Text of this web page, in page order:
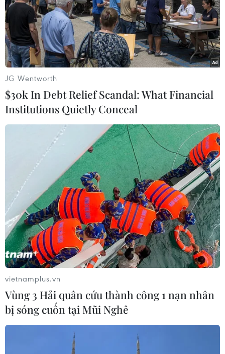
1/1949 và diễn ra hằng năm, ngoại trừ năm
2021 không tổ chức do đại dịch COVID-19. Năm
ngoái, Emmy cũng buộc phải hoãn tổ chức do
chịu ảnh hưởng từ làn sóng đình công của các
nghệ sỹ Hollywood./.
(TTXVN/Vietnam+)
#Lễ trao giải Emmy
#Giải thưởng
#Phim hay nhất
#Nam diễn viên chính xuất sắc nhất
JG Wentworth
$30k In Debt Relief Scandal: What Financial
Institutions Quietly Conceal
vietnamplus.vn
Vùng 3 Hải quân cứu thành công 1 nạn nhân
bị sóng cuốn tại Mũi Nghê